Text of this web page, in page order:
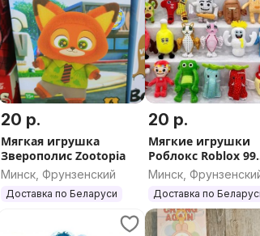
20 р.
Мягкая игрушка
Зверополис Zootopia
Минск, Фрунзенский
Доставка по Беларуси
20 р.
Мягкие игрушки
Роблокс Roblox 99
ночей в лесу 99
in the forest
Минск,
Доставка по